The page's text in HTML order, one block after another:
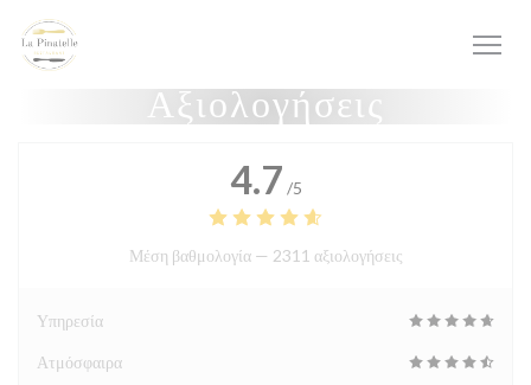
Πίνακας διαχείρισης "Μπισκότων" (Cookies)
Αξιολογήσεις
4.7 /5
Μέση βαθμολογία — 2311 αξιολογήσεις
Υπηρεσία
Ατμόσφαιρα